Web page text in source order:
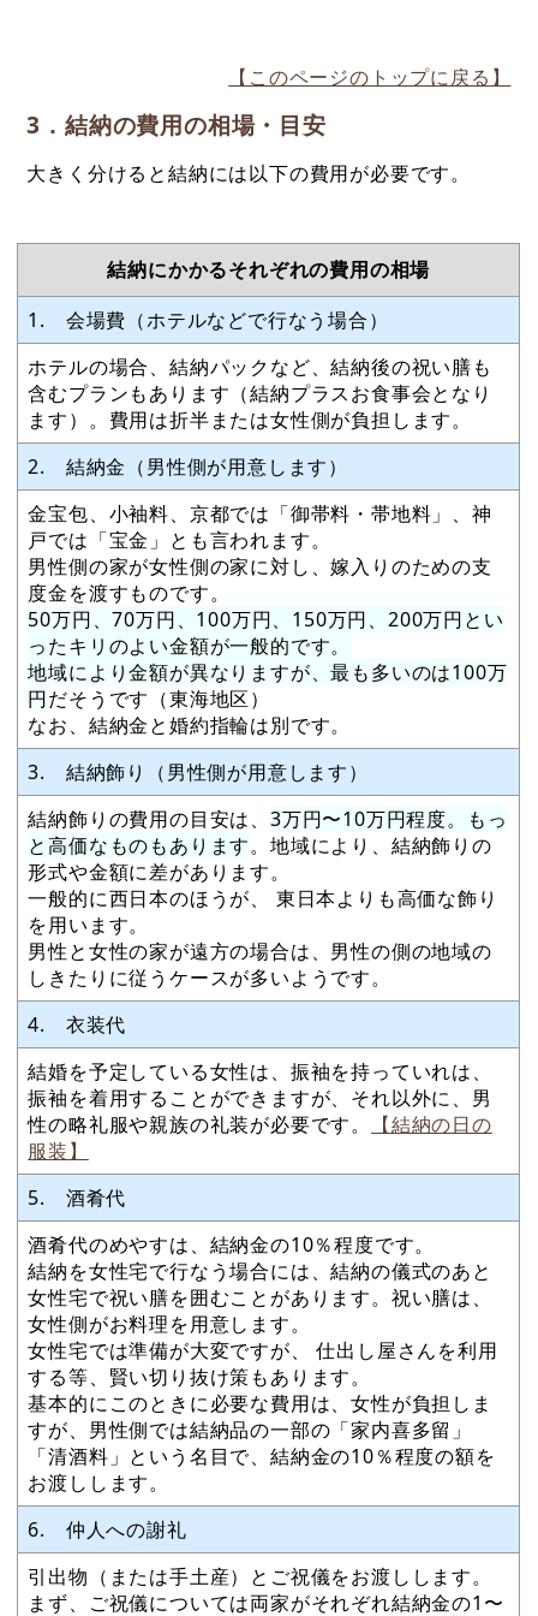
【このページのトップに戻る】
3．結納の費用の相場・目安
大きく分けると結納には以下の費用が必要です。
結納にかかるそれぞれの費用の相場
1. 会場費（ホテルなどで行なう場合）
ホテルの場合、結納パックなど、結納後の祝い膳も
含むプランもあります（結納プラスお食事会となり
ます）。費用は折半または女性側が負担します。
2. 結納金（男性側が用意します）
金宝包、小袖料、京都では「御帯料・帯地料」、神
戸では「宝金」とも言われます。
男性側の家が女性側の家に対し、嫁入りのための支
度金を渡すものです。
50万円、70万円、100万円、150万円、200万円とい
ったキリのよい金額が一般的です。
地域により金額が異なりますが、最も多いのは100万
円だそうです（東海地区）
なお、結納金と婚約指輪は別です。
3. 結納飾り（男性側が用意します）
結納飾りの費用の目安は、 3万円〜10万円程度。もっ
と高価なものもあります。地域により、結納飾りの
形式や金額に差があります。
一般的に西日本のほうが、 東日本よりも高価な飾り
を用います。
男性と女性の家が遠方の場合は、男性の側の地域の
しきたりに従うケースが多いようです。
4. 衣装代
結婚を予定している女性は、振袖を持っていれは、
振袖を着用することができますが、それ以外に、男
性の略礼服や親族の礼装が必要です。
【結納の日の
服装】
5. 酒肴代
酒肴代のめやすは、結納金の10％程度です。
結納を女性宅で行なう場合には、結納の儀式のあと
女性宅で祝い膳を囲むことがあります。祝い膳は、
女性側がお料理を用意します。
女性宅では準備が大変ですが、 仕出し屋さんを利用
する等、賢い切り抜け策もあります。
基本的にこのときに必要な費用は、女性が負担しま
すが、男性側では結納品の一部の「家内喜多留」
「清酒料」という名目で、結納金の10％程度の額を
お渡しします。
6. 仲人への謝礼
引出物（または手土産）とご祝儀をお渡しします。
まず、ご祝儀については両家がそれぞれ結納金の1〜